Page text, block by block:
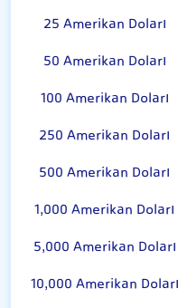
25 Amerikan Doları
50 Amerikan Doları
100 Amerikan Doları
250 Amerikan Doları
500 Amerikan Doları
1,000 Amerikan Doları
5,000 Amerikan Doları
10,000 Amerikan Doları